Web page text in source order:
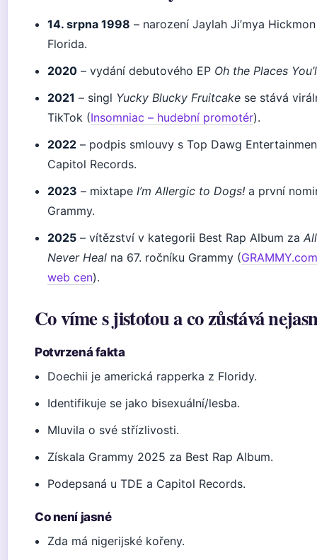
14. srpna 1998 – narození Jaylah Ji’mya
Florida.
2020 – vydání debutového EP Oh the Places
2021 – singl Yucky Blucky Fruitcake se stává
TikTok (Insomniac – hudební promotér).
2022 – podpis smlouvy s Top Dawg
Capitol Records.
2023 – mixtapeI’m Allergic to Dogs! a první
Grammy.
2025 – vítězství v kategorii Best Rap Album za
Never Heal na 67. ročníku Grammy (
web cen).
Co víme s jistotou a co zůstává
Potvrzená fakta
Doechii je americká rapperka z Floridy.
Identifikuje se jako bisexuální/lesba.
Mluvila o své střízlivosti.
Získala Grammy 2025 za Best Rap Album.
Podepsaná u TDE a Capitol Records.
Co není jasné
Zda má nigerijské kořeny.